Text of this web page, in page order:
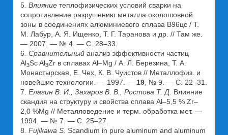
5. Влияние теплофизических условий сварки на
сопротивление разрушению металла околошовной
зоны в соединениях алюминиевого сплава В96цс / Т.
М. Лабур, А. Я. Ищенко, Т. Г. Таранова и др. // Там же.
— 2007. — № 4. — С. 28–33.
6. Сравнительный анализ эффективности частиц
Al3Sc Al3Zr в сплавах Al–Mg / А. Л. Березина, Т. А.
Монастырская, Е. Чех, К. В. Чуистов // Металлофиз. и
новейшие технологии. — 1997. — 19 , № 9. — С. 22–31.
7. Елагин В. И., Захаров В. В., Ростова Т. Д. Влияние
скандия на структуру и свойства сплава Al–5,5 % Zr–
2,0 %Mg // Металловедение и терм. обработка мет. —
1994. — № 7. — С. 25–27.
8. Fujikawa S. Scandium in pure aluminum and aluminum